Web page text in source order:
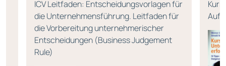
ICV Leitfaden: Entscheidungsvorlagen für
die Unternehmensführung. Leitfaden für
die Vorbereitung unternehmerischer
Entscheidungen (Business Judgement
Rule)